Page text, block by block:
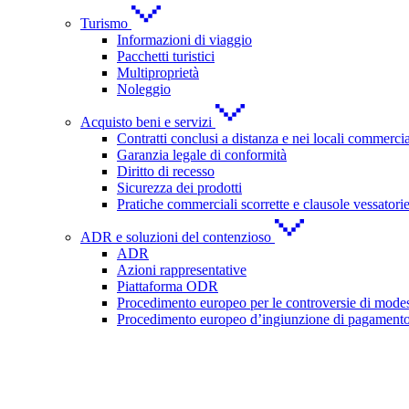
Turismo
Informazioni di viaggio
Pacchetti turistici
Multiproprietà
Noleggio
Acquisto beni e servizi
Contratti conclusi a distanza e nei locali
Garanzia legale di conformità
Diritto di recesso
Sicurezza dei prodotti
Pratiche commerciali scorrette e clausole vessatorie
ADR e soluzioni del contenzioso
ADR
Azioni rappresentative
Piattaforma ODR
Procedimento europeo per le controversie di
Procedimento europeo d’ingiunzione di